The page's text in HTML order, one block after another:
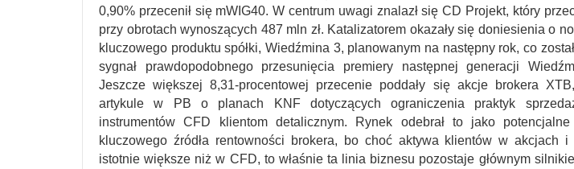
0,90% przecenił się mWIG40. W centrum uwagi znalazł się CD Projekt, który
przy obrotach wynoszących 487 mln zł. Katalizatorem okazały się doniesienia o
kluczowego produktu spółki, Wiedźmina 3, planowanym na następny rok, co
sygnał prawdopodobnego przesunięcia premiery następnej generacji
Jeszcze większej 8,31-procentowej przecenie poddały się akcje brokera
artykule w PB o planach KNF dotyczących ograniczenia praktyk
instrumentów CFD klientom detalicznym. Rynek odebrał to jako
kluczowego źródła rentowności brokera, bo choć aktywa klientów w akcjach
istotnie większe niż w CFD, to właśnie ta linia biznesu pozostaje głównym